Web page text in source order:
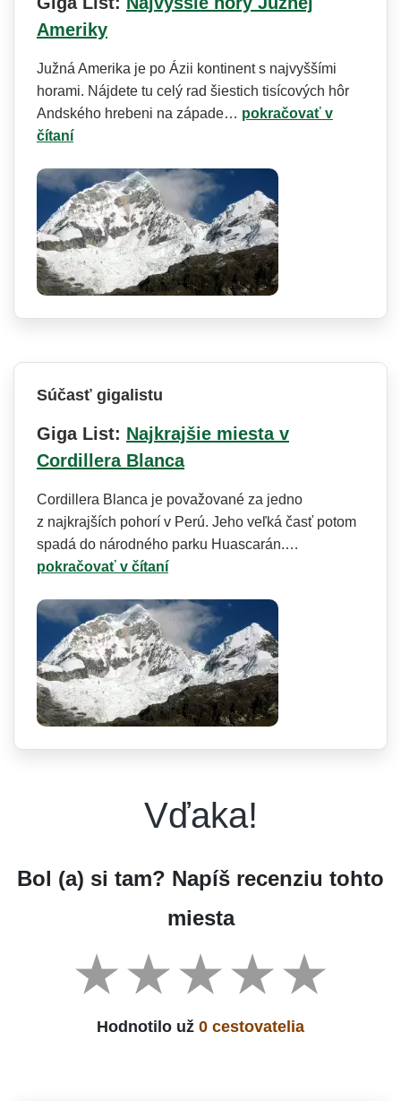
Ameriky
Južná Amerika je po Ázii kontinent s najvyššími
horami. Nájdete tu celý rad šiestich tisícových hôr
Andského hrebeni na západe… pokračovať v
čítaní
Súčasť gigalistu
Giga List: Najkrajšie miesta v
Cordillera Blanca
Cordillera Blanca je považované za jedno
z najkrajších pohorí v Perú. Jeho veľká časť potom
spadá do národného parku Huascarán.…
pokračovať v čítaní
Vďaka!
Bol (a) si tam? Napíš recenziu tohto
miesta
Hodnotilo už 0 cestovatelia